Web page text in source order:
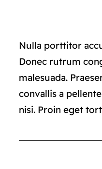
Nulla porttitor
Donec rutrum
malesuada.
convallis a
nisi. Proin eget